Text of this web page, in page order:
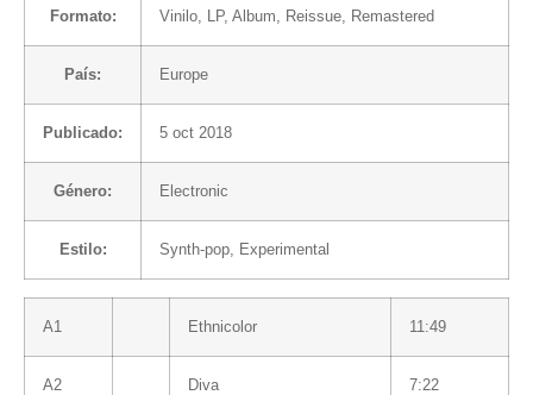
Formato: Vinilo , LP, Album, Reissue, Remastered
País: Europe
Publicado: 5 oct 2018
Género: Electronic
Estilo: Synth-pop Experimental
A1 Ethnicolor 11:49
A2 Diva 7:22